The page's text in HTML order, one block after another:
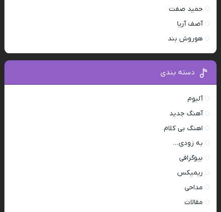
حمید صفت
آصف آریا
هوروش بند
دسته بندی
آلبوم
آهنگ جدید
اهنگ بی کلام
به زودی…
بیوگرافی
ریمیکس
مداحی
مقالات